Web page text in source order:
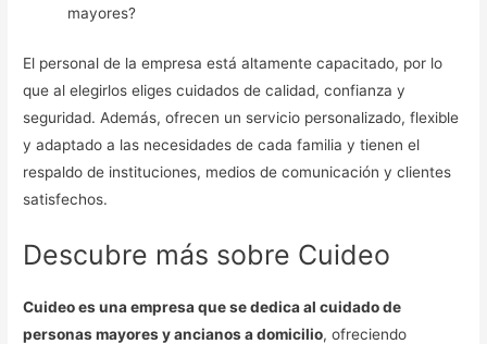
mayores?
El personal de la empresa está altamente capacitado, por lo
que al elegirlos eliges cuidados de calidad, confianza y
seguridad. Además, ofrecen un servicio personalizado, flexible
y adaptado a las necesidades de cada familia y tienen el
respaldo de instituciones, medios de comunicación y clientes
satisfechos.
Descubre más sobre Cuideo
Cuideo es una empresa que se dedica al cuidado de
personas mayores y ancianos a domicilio, ofreciendo